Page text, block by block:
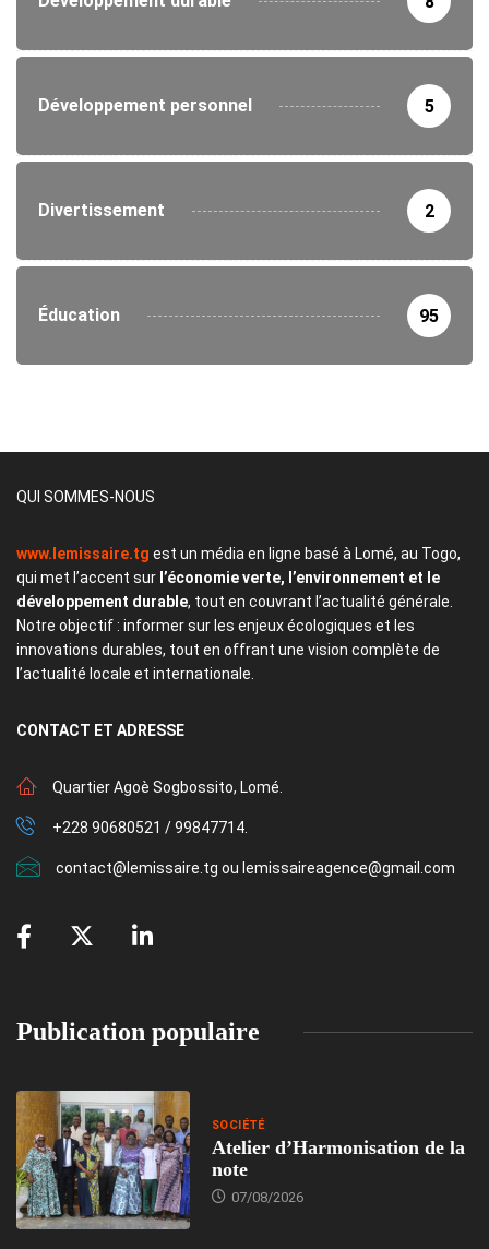
Développement personnel 5
Divertissement 2
Éducation 95
QUI SOMMES-NOUS
www.lemissaire.tg est un média en ligne basé à Lomé, au Togo,
qui met l’accent sur l’économie verte, l’environnement et le
développement durable, tout en couvrant l’actualité générale.
Notre objectif : informer sur les enjeux écologiques et les
innovations durables, tout en offrant une vision complète de
l’actualité locale et internationale.
CONTACT ET ADRESSE
Quartier Agoè Sogbossito, Lomé.
+228 90680521 / 99847714.
contact@lemissaire.tg ou lemissaireagence@gmail.com
Publication populaire
SOCIÉTÉ
Atelier d’Harmonisation de la
note
07/08/2026